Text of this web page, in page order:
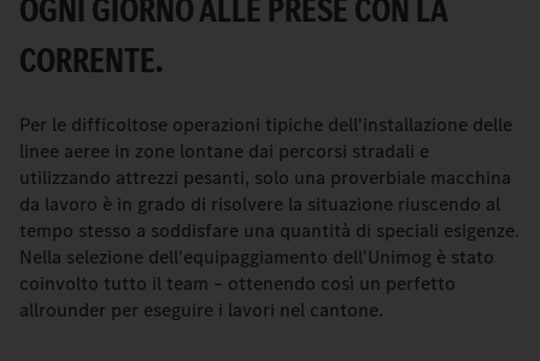
OGNI GIORNO ALLE PRESE CON LA
CORRENTE.
Per le difficoltose operazioni tipiche dell'installazione delle
linee aeree in zone lontane dai percorsi stradali e
utilizzando attrezzi pesanti, solo una proverbiale macchina
da lavoro è in grado di risolvere la situazione riuscendo al
tempo stesso a soddisfare una quantità di speciali esigenze.
Nella selezione dell'equipaggiamento dell'Unimog è stato
coinvolto tutto il team – ottenendo così un perfetto
allrounder per eseguire i lavori nel cantone.